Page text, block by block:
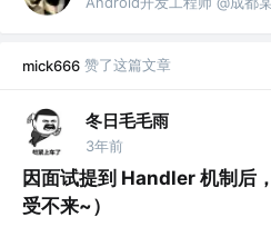
mick666 赞了这篇文章
冬日毛毛雨
3年前
因面试提到 Handler 机制后
受不来~）